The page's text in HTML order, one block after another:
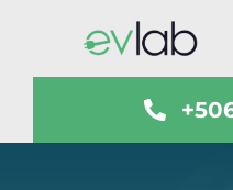
content